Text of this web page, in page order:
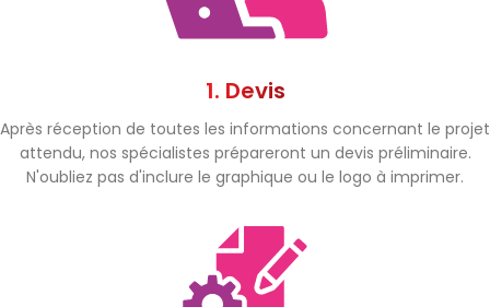
1. Devis
Après réception de toutes les informations concernant le projet
attendu, nos spécialistes prépareront un devis préliminaire.
N'oubliez pas d'inclure le graphique ou le logo à imprimer.